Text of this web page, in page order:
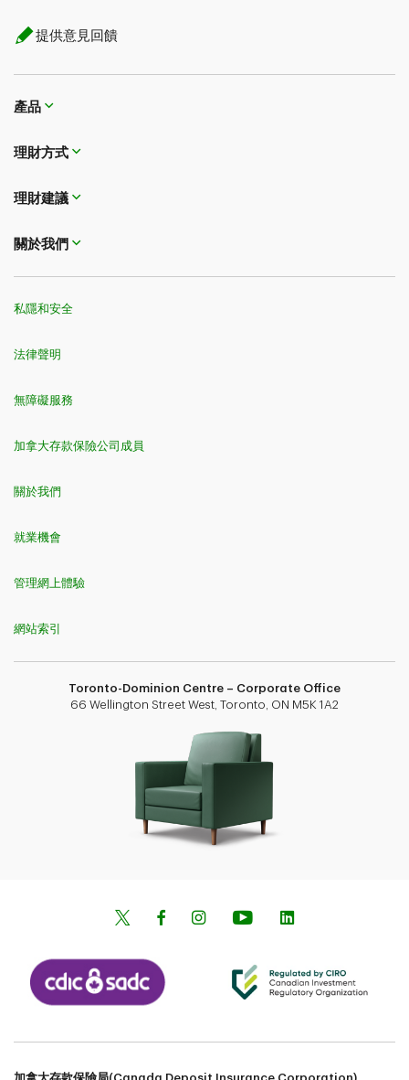
提供意見回饋
產品
理財方式​​​​​​​
理財建議
關於我們
私隱和安全
法律聲明
無障礙服務
加拿大存款保險公司成員
關於我們
就業機會
管理網上體驗
網站索引
Toronto-Dominion Centre – Corporate Office
66 Wellington Street West, Toronto, ON M5K 1A2